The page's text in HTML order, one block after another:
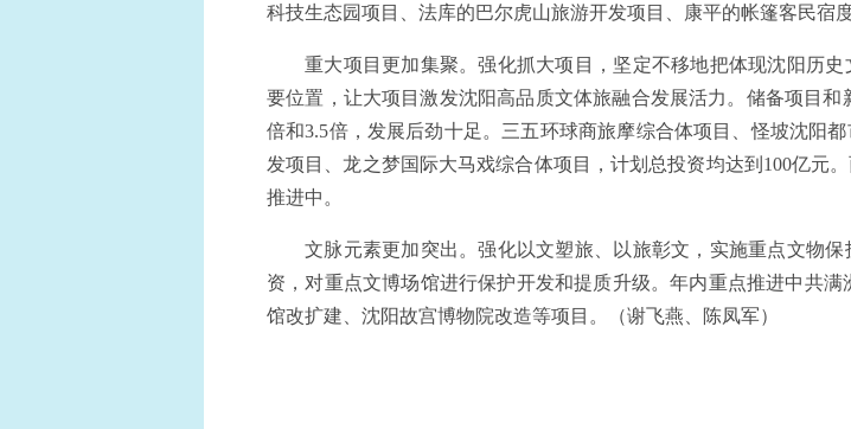
科技生态园项目、法库的巴尔虎山旅游开发项目、康平的帐篷客民宿
重大项目更加集聚。强化抓大项目，坚定不移地把体现沈阳历
要位置，让大项目激发沈阳高品质文体旅融合发展活力。储备项目
倍和3.5倍，发展后劲十足。三五环球商旅摩综合体项目、怪坡沈阳
发项目、龙之梦国际大马戏综合体项目，计划总投资均达到100亿元
推进中。
文脉元素更加突出。强化以文塑旅、以旅彰文，实施重点文物
资，对重点文博场馆进行保护开发和提质升级。年内重点推进中共
馆改扩建、沈阳故宫博物院改造等项目。
（谢飞燕、陈凤军）